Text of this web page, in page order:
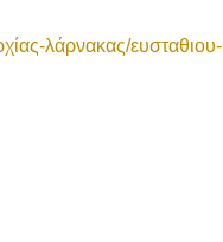
λάρνακας/ευσταθιου-